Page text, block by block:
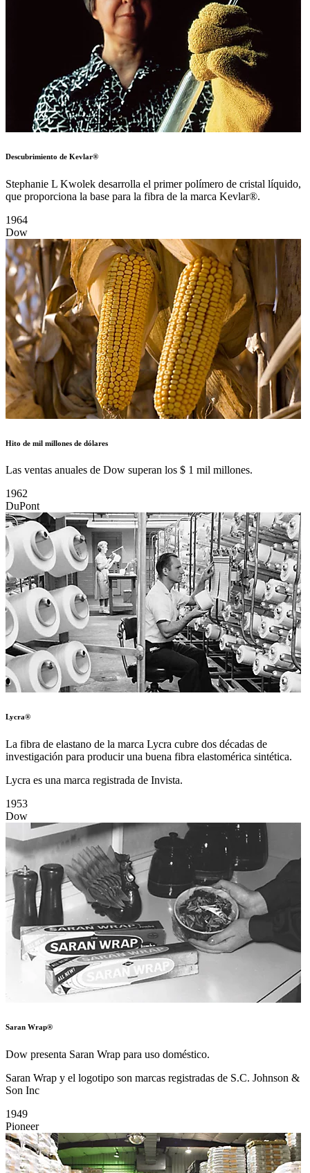
Descubrimiento de Kevlar®
Stephanie L Kwolek desarrolla el primer polímero de cristal líquido,
que proporciona la base para la fibra de la marca Kevlar®.
1964
Dow
Hito de mil millones de dólares
Las ventas anuales de Dow superan los $ 1 mil millones.
1962
DuPont
Lycra®
La fibra de elastano de la marca Lycra cubre dos décadas de
investigación para producir una buena fibra elastomérica sintética.
Lycra es una marca registrada de Invista.
1953
Dow
Saran Wrap®
Dow presenta Saran Wrap para uso doméstico.
Saran Wrap y el logotipo son marcas registradas de S.C. Johnson &
Son Inc
1949
Pioneer